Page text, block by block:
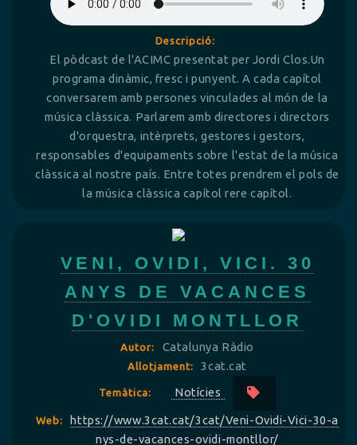
Descripció:
El pòdcast de l'ACIMC presentat per Jordi Clos.Un
programa dinàmic, fresc i punyent. A cada capítol
conversarem amb persones vinculades al món de la
música clàssica. Parlarem amb directores i directors
d'orquestra, intèrprets, gestores i gestors,
responsables d'equipaments sobre l'estat de la música
clàssica al nostre país. Entre totes prendrem el pols de
la música clàssica capítol rere capítol.
VENI, OVIDI, VICI. 30
ANYS DE VACANCES
D'OVIDI MONTLLOR
Autor: Catalunya Ràdio
Allotjament: 3cat.cat
Temàtica: Notícies
Web:
https://www.3cat.cat/3cat/Veni-Ovidi-Vici-30-a
nys-de-vacances-ovidi-montllor/